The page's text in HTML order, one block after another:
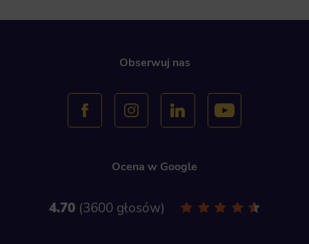
Obserwuj nas
Ocena w Google
4.70 3600 głosów